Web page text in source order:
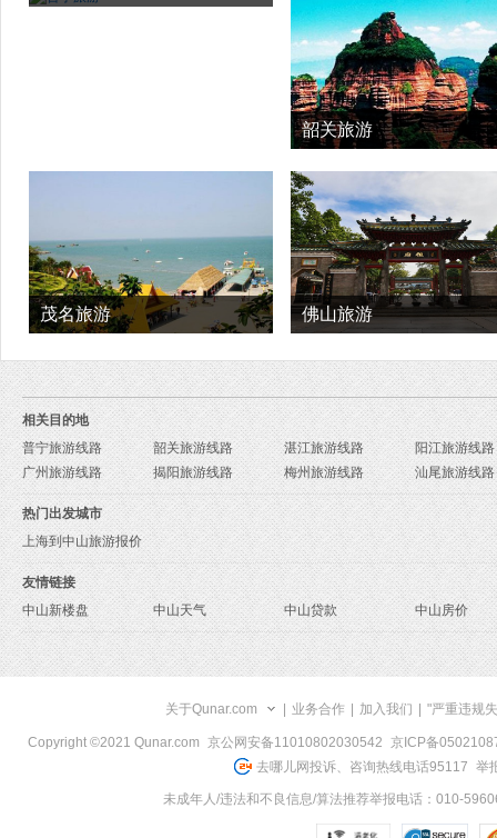
韶关旅游
茂名旅游 佛山旅游
相关目的地
普宁旅游线路
韶关旅游线路 湛江旅游线路
阳江旅游线路
广州旅游线路
揭阳旅游线路 梅州旅游线路 汕尾旅游线路
热门出发城市
上海到中山旅游报价
友情链接
中山新楼盘
中山天气 中山贷款 中山房价
关于Qunar.com 业务合作 加入我们 "严重违规
Copyright ©2021 Qunar.com 京公网安备11010802030542
京ICP备
去哪儿网投诉、咨询热线电话95117 举
未成年人/违法和不良信息/算法推荐举报电话：010-